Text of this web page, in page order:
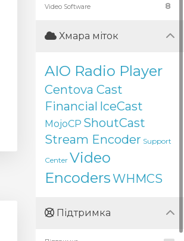
8
Video Software
Хмара міток
AIO Radio Player
Centova Cast
Financial IceCast
MojoCP ShoutCast
Stream Encoder Support
Center Video
EncodersWHMCS
Підтримка